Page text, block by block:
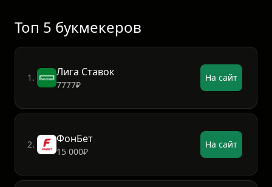
Топ 5 букмекеров
1.
7777₽
На сайт
2.
15 000₽
На сайт